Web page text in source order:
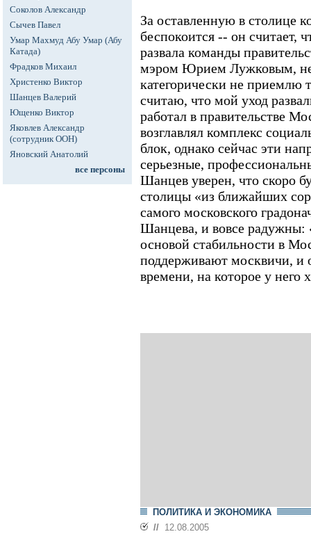
Соколов Александр
Сычев Павел
Умар Махмуд Абу Умар (Абу
Катада)
Фрадков Михаил
Христенко Виктор
Шанцев Валерий
Ющенко Виктор
Яковлев Александр
(сотрудник ООН)
Яновский Анатолий
все персоны
За оставленную в столице
беспокоится -- он считает,
развала команды
мэром Юрием Лужковым,
категорически не приемлю
считаю, что мой уход
работал в правительстве
возглавлял комплекс
блок, однако сейчас эти
серьезные,
Шанцев уверен, что скоро
столицы «из ближайших
самого московского
Шанцева, и вовсе
основой стабильности в
поддерживают москвичи, и
времени, на которое у него
ПОЛИТИКА И ЭКОНОМИКА
// 12.08.2005